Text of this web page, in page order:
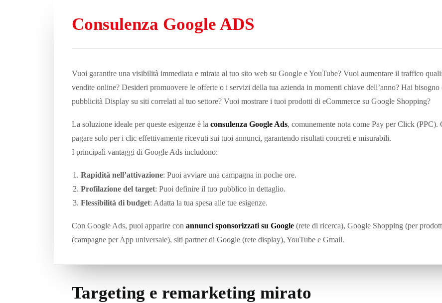
Consulenza Google ADS
Vuoi garantire una visibilità immediata e mirata al tuo sito web su Google e YouTube? Vuoi aumentare il traffico
vendite online? Desideri promuovere le offerte o i servizi della tua azienda in momenti chiave dell’anno? Hai
pubblicità Display su siti correlati al tuo settore? Vuoi mostrare i tuoi prodotti di eCommerce su Google Shopping?
La soluzione ideale per queste esigenze è la consulenza Google Ads, comunemente nota come Pay per Click
pagare solo per i clic effettivamente ricevuti sui tuoi annunci, garantendo risultati concreti e misurabili.
I principali vantaggi di Google Ads includono:
Rapidità nell’attivazione: Puoi avviare una campagna in poche ore.
Profilazione del target: Puoi definire il tuo pubblico in dettaglio.
Flessibilità di budget: Adatta la tua spesa alle tue esigenze.
Con Google Ads, puoi apparire con annunci sponsorizzati su Google (rete di ricerca), Google Shopping (per
(campagne per App universale), siti partner di Google (rete display), YouTube e Gmail.
Targeting e remarketing mirato